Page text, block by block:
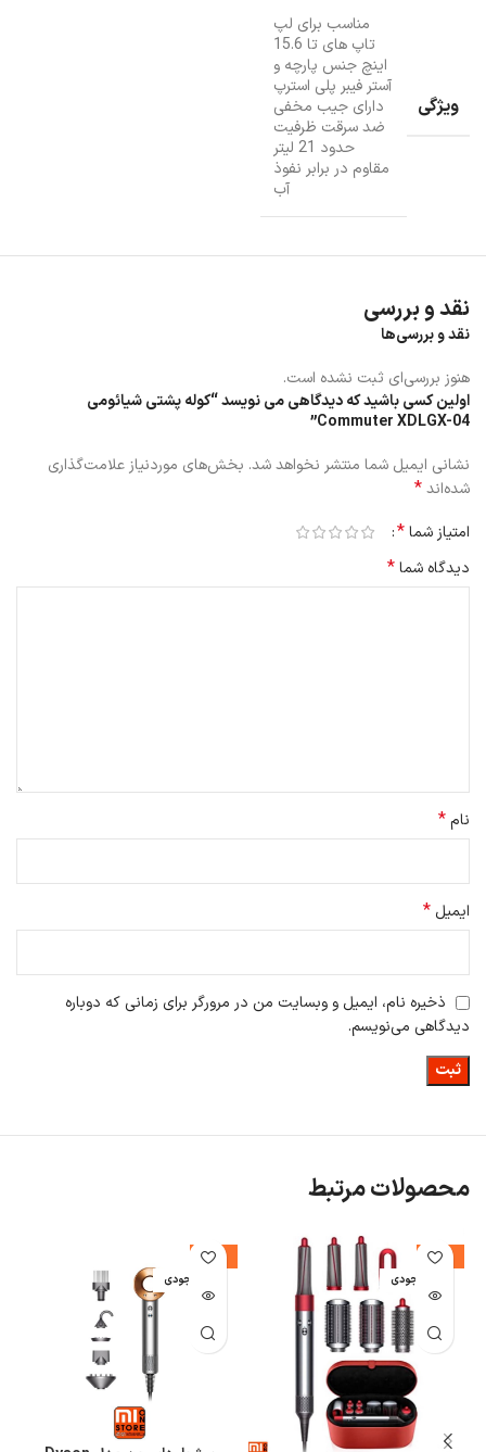
ویژگی
مناسب برای لپ
تاپ های تا 15.6
اینچ جنس پارچه و
آستر فیبر پلی استرپ
دارای جیب مخفی
ضد سرقت ظرفیت
حدود 21 لیتر
مقاوم در برابر نفوذ
آب
نقد و بررسی
نقد و بررسی‌ها
هنوز بررسی‌ای ثبت نشده است.
اولین کسی باشید که دیدگاهی می نویسد “کوله پشتی شیائومی
Commuter XDLGX-04”
نشانی ایمیل شما منتشر نخواهد شد. بخش‌های موردنیاز علامت‌گذاری
شده‌اند*
امتیاز شما*
دیدگاه شما*
نام*
ایمیل *
ذخیره نام، ایمیل و وبسایت من در مرورگر برای زمانی که دوباره
دیدگاهی می‌نویسم.
محصولات مرتبط
-22%
اتمام موجودی
-14%
اتمام موجودی